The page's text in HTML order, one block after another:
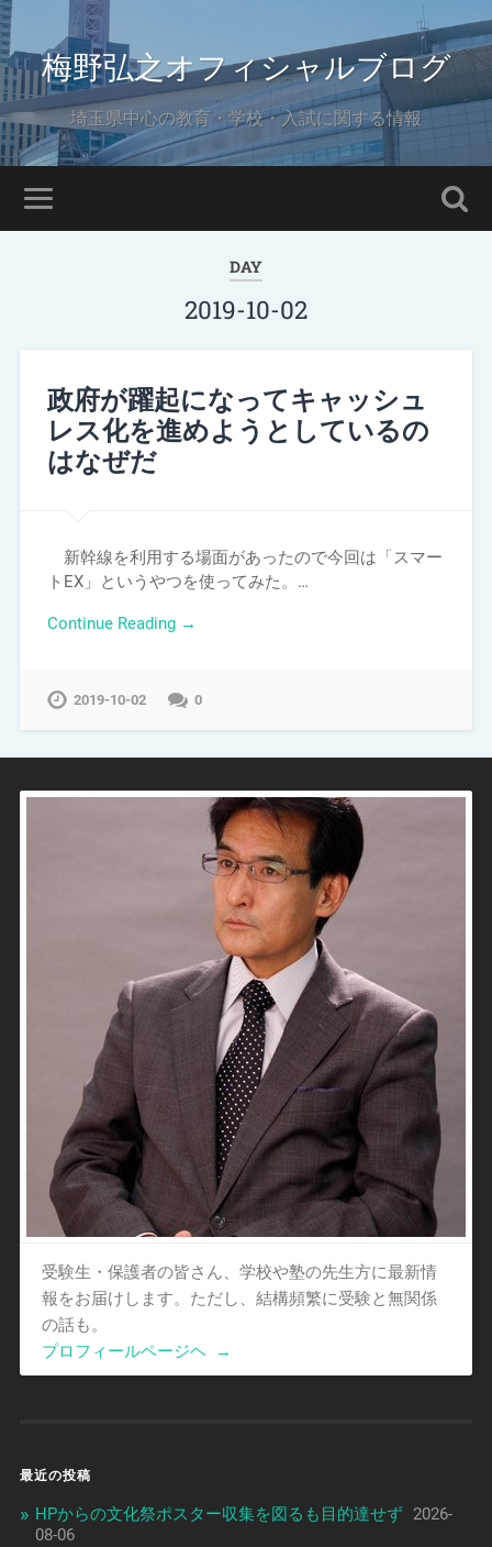
梅野弘之オフィシャルブログ
埼玉県中心の教育・学校・入試に関する情報
DAY
2019-10-02
政府が躍起になってキャッシュ
レス化を進めようとしているの
はなぜだ
新幹線を利用する場面があったので今回は「スマー
トEX」というやつを使ってみた。…
Continue Reading →
2019-10-02 0
受験生・保護者の皆さん、学校や塾の先生方に最新情
報をお届けします。ただし、結構頻繁に受験と無関係
の話も。
プロフィールページヘ
→
最近の投稿
HPからの文化祭ポスター収集を図るも目的達せず
2026-
08-06